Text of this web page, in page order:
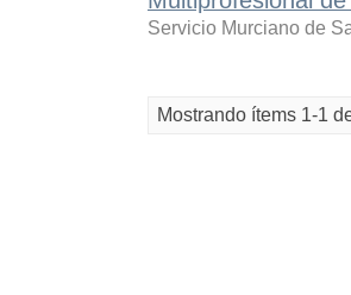
Servicio Murciano de
Mostrando ítems 1-1